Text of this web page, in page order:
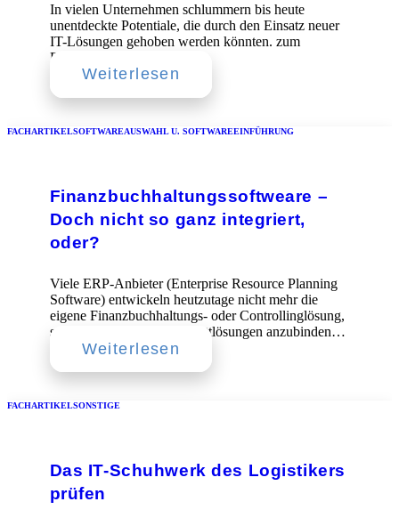
In vielen Unternehmen schlummern bis heute
unentdeckte Potentiale, die durch den Einsatz neuer
IT-Lösungen gehoben werden könnten. zum
Download
Weiterlesen
FACHARTIKELSOFTWAREAUSWAHL U. SOFTWAREEINFÜHRUNG
Finanzbuchhaltungssoftweare –
Doch nicht so ganz integriert,
oder?
Viele ERP-Anbieter (Enterprise Resource Planning
Software) entwickeln heutzutage nicht mehr die
eigene Finanzbuchhaltungs- oder Controllinglösung,
sondern bevorzugen es, Drittlösungen anzubinden…
Weiterlesen
FACHARTIKELSONSTIGE
Das IT-Schuhwerk des Logistikers
prüfen